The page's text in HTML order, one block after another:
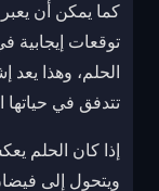
كما يمكن أن
توقعات إيجابية
الحلم، وهذا يعد
تتدفق في حياتها
إذا كان الحلم
ويتحول إلى